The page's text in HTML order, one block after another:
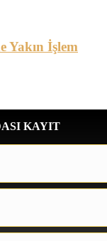
Yakın İşlem
KAYIT